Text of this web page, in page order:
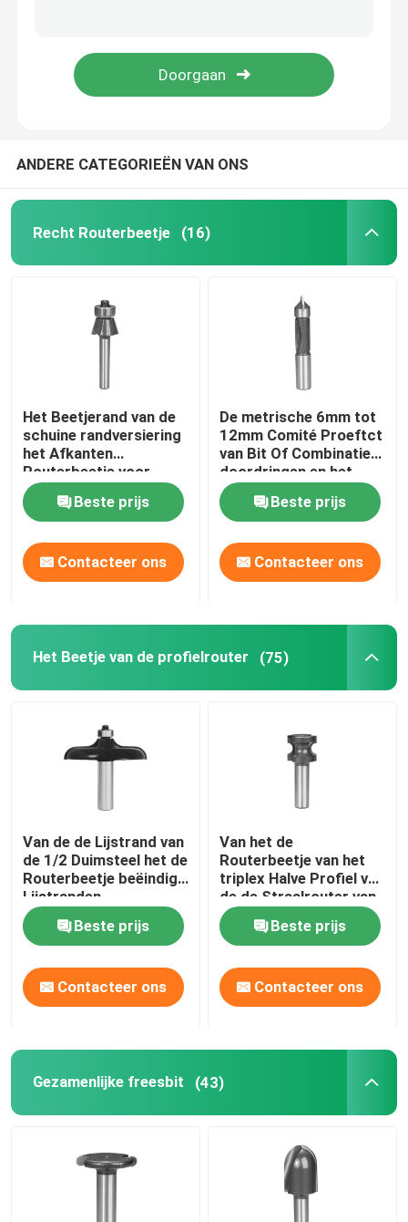
HSS-freesbit
Stevige Carbide Spiraalvormige Snijders
Saaie boren
HSS trapboor
HSS verzinkboor
ringvormige snijder
carbide getipte gatenzaag
ANDERE CATEGORIEËN VAN ONS
Recht Routerbeetje (16)
Het Beetjerand van de
schuine randversiering
het Afkanten
Routerbeetje voor
Vernisje en Laminaat
Beste prijs
Contacteer ons
De metrische 6mm tot
12mm Comité Proeftct
van Bit Of Combinatie
doordringen en het
Beetje van de
Versieringsrouter
Beste prijs
Contacteer ons
Het Beetje van de profielrouter (75)
Van de de Lijstrand van
de 1/2 Duimsteel het de
Routerbeetje beëindigt
Lijstranden
Beste prijs
Contacteer ons
Van het de
Routerbeetje van het
triplex Halve Profiel van
de de Straalrouter van
Bullnose de Beetjes
volledig Rond
gemaakte Rand
Beste prijs
Contacteer ons
Gezamenlijke freesbit (43)